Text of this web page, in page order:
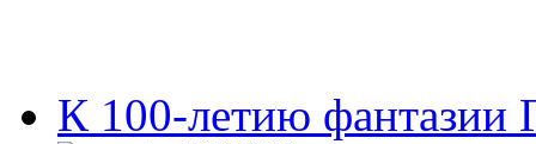
К 100-летию фантазии